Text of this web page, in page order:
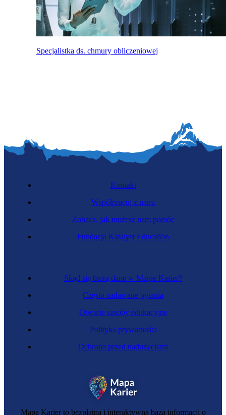
Specjalistka ds. chmury obliczeniowej
Mapa Karier to bezpłatna i interaktywna baza informacji o
Skąd się biorą dane w Mapie Karier?
Często zadawane pytania
Otwarte zasoby edukacyjne
Polityka prywatności
Ochrona przed nadużyciami
Kontakt
Współpracuj z nami
Zobacz, jak możesz nam pomóc
Fundacja Katalyst Education